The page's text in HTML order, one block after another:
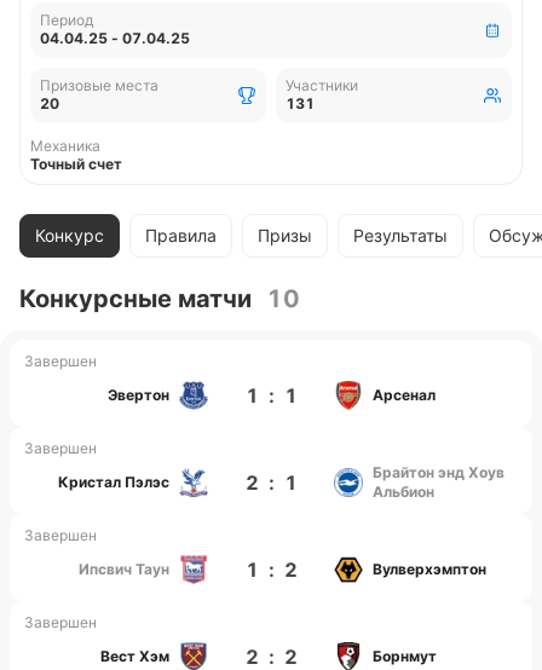
Период
04.04.25 - 07.04.25
Призовые места
20
Участники
131
Механика
Точный счет
Конкурс Правила Призы Результаты
Конкурсные матчи 10
Завершен
Эвертон
1 : 1 Арсенал
Завершен
Кристал Пэлэс
2 : 1
Брайтон энд Хоув
Альбион
Завершен
Ипсвич Таун
1 : 2 Вулверхэмптон
Завершен
Вест Хэм
2 : 2 Борнмут